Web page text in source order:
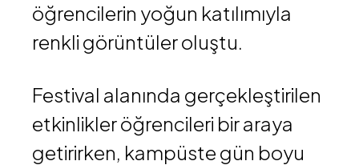
öğrencilerin yoğun katılımıyla
renkli görüntüler oluştu.
Festival alanında gerçekleştirilen
etkinlikler öğrencileri bir araya
getirirken, kampüste gün boyu